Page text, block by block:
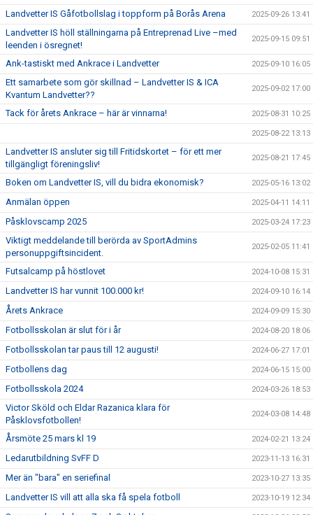
Landvetter IS Gåfotbollslag i toppform på Borås Arena 2025-09-26 13:41
Landvetter IS höll ställningarna på Entreprenad Live –med
leenden i ösregnet!
2025-09-15 09:51
Ank-tastiskt med Ankrace i Landvetter 2025-09-10 16:05
Ett samarbete som gör skillnad – Landvetter IS & ICA
Kvantum Landvetter??
2025-09-02 17:00
Tack för årets Ankrace – här är vinnarna! 2025-08-31 10:25
2025-08-22 13:13
Landvetter IS ansluter sig till Fritidskortet – för ett mer
tillgängligt föreningsliv!
2025-08-21 17:45
Boken om Landvetter IS, vill du bidra ekonomisk? 2025-05-16 13:02
Anmälan öppen 2025-04-11 14:11
Påsklovscamp 2025 2025-03-24 17:23
Viktigt meddelande till berörda av SportAdmins
personuppgiftsincident.
2025-02-05 11:41
Futsalcamp på höstlovet 2024-10-08 15:31
Landvetter IS har vunnit 100.000 kr! 2024-09-10 16:14
Årets Ankrace 2024-09-09 15:30
Fotbollsskolan är slut för i år 2024-08-20 18:06
Fotbollsskolan tar paus till 12 augusti! 2024-06-27 17:01
Fotbollens dag 2024-06-15 15:00
Fotbollsskola 2024 2024-03-26 18:53
Victor Sköld och Eldar Razanica klara för
Påsklovsfotbollen!
2024-03-08 14:48
Årsmöte 25 mars kl 19 2024-02-21 13:24
Ledarutbildning SvFF D 2023-11-13 16:31
Mer än "bara" en seriefinal 2023-10-27 13:35
Landvetter IS vill att alla ska få spela fotboll 2023-10-19 12:34